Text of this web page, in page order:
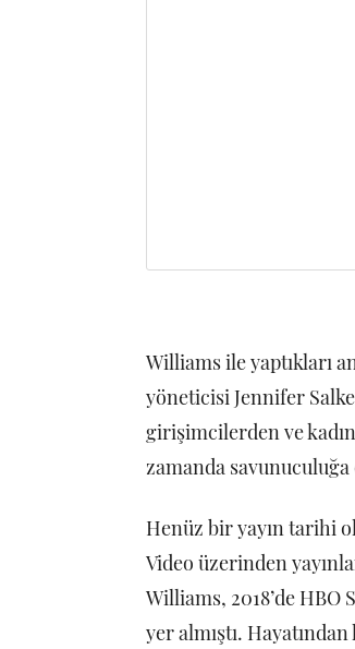
Williams ile yaptıkları
yöneticisi Jennifer
girişimcilerden ve
zamanda savunuculuğa
Henüz bir yayın tarihi
Video üzerinden
Williams, 2018’de HBO
yer almıştı.